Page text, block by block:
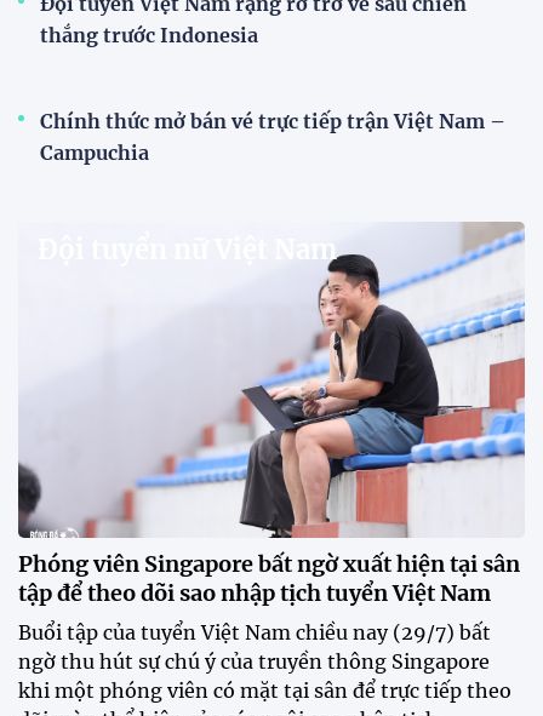
HLV Văn Sỹ Sơn: "Tôi đặt bút ký bằng niềm tin
HLV Văn Sỹ Sơn tiếp tục được tin tưởng dẫn dắt
Sông Lam Nghệ An. Nhà cầm quân người xứ Nghệ
khẳng định ông nhận nhiệm vụ bằng "niềm tin và
khát vọng", đồng thời đặt nhiều kỳ vọng vào thế hệ
cầu thủ trẻ.
CLB Sông Lam Nghệ An chính thức có nhà tài trợ
mới
Tiền đạo Đình Bắc chốt tương lai sau tin đồn sang
Nhật Bản thi đấu